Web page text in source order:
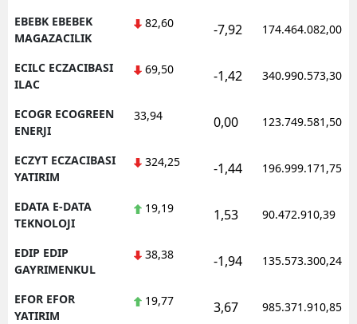
EBEBK EBEBEK
MAGAZACILIK
82,60 -7,92 174.464.082,00
ECILC ECZACIBASI
ILAC
69,50 -1,42 340.990.573,30
ECOGR ECOGREEN
ENERJI
33,94 0,00 123.749.581,50
ECZYT ECZACIBASI
YATIRIM
324,25 -1,44 196.999.171,75
EDATA E-DATA
TEKNOLOJI
19,19 1,53 90.472.910,39
EDIP EDIP
GAYRIMENKUL
38,38 -1,94 135.573.300,24
EFOR EFOR
YATIRIM
19,77 3,67 985.371.910,85